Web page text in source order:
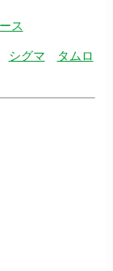
ス
シグマ
タムロ